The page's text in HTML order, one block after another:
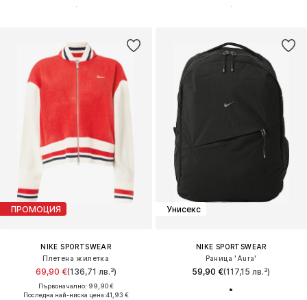
ПРОМОЦИЯ
NIKE SPORTSWEAR
Плетена жилетка
69,90 €(136,71 лв.³)
Първоначално: 99,90 €
Последна най-ниска цена:41,93 €
Унисекс
NIKE SPORTSWEAR
Раница 'Aura'
59,90 €(117,15 лв.³)